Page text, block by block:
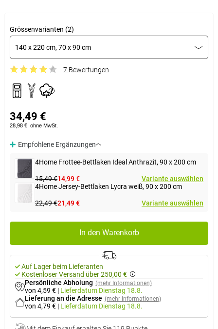
Grössenvarianten (2)
140 x 220 cm, 70 x 90 cm
7 Bewertungen
34,49 €
28,98 € ohne MwSt.
Empfohlene Ergänzungen
4Home Frottee-Bettlaken Ideal Anthrazit, 90 x 200 cm
15,49 €14,99 €
Variante auswählen
4Home Jersey-Bettlaken Lycra weiß, 90 x 200 cm
22,49 €21,49 € Variante auswählen
In den Warenkorb
Auf Lager beim Lieferanten
Kostenloser Versand über 250,00 €
Persönliche Abholung (mehr Informationen)
von 4,59 € | Lieferdatum Dienstag 18.8.
Lieferung an die Adresse (mehr Informationen)
von 4,79 € | Lieferdatum Dienstag 18.8.